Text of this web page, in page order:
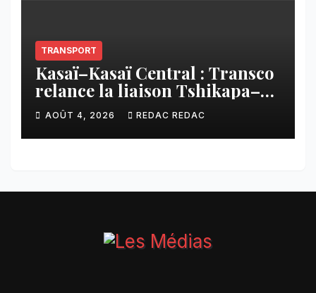
TRANSPORT
Kasaï–Kasaï Central : Transco
relance la liaison Tshikapa–
Tshiamu pour faciliter les
échanges
AOÛT 4, 2026 REDAC REDAC